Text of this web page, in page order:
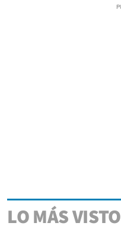
LO MÁS VISTO